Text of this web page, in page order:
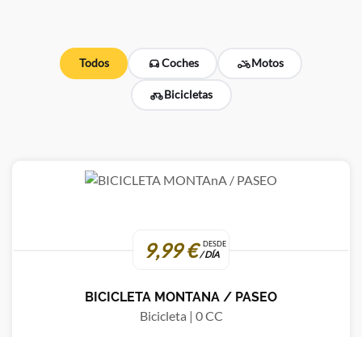
Todos Coches Motos
Bicicletas
9,99 € DESDE
/ DÍA
BICICLETA MONTANA / PASEO
Bicicleta | 0 CC